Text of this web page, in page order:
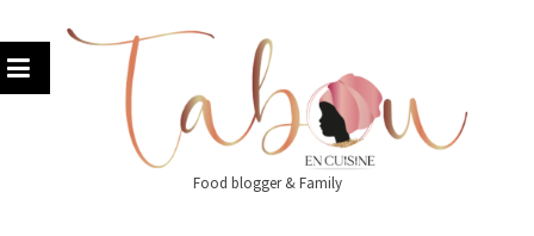
to
content
Food blogger & Family